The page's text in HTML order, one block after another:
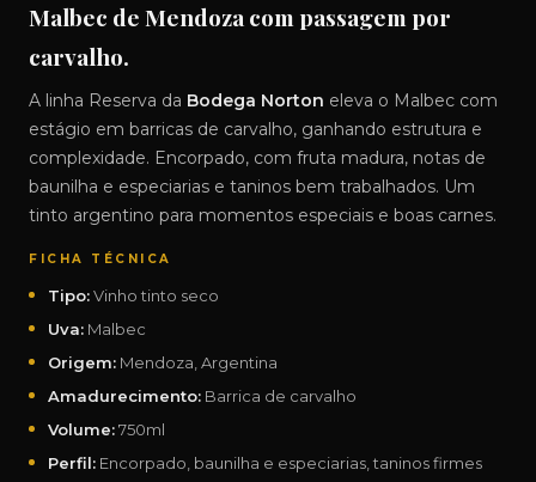
Malbec de Mendoza com passagem por
carvalho.
A linha Reserva da Bodega Norton eleva o Malbec com
estágio em barricas de carvalho, ganhando estrutura e
complexidade. Encorpado, com fruta madura, notas de
baunilha e especiarias e taninos bem trabalhados. Um
tinto argentino para momentos especiais e boas carnes.
FICHA TÉCNICA
Tipo:Vinho tinto seco
Uva: Malbec
Origem: Mendoza, Argentina
Amadurecimento: Barrica de carvalho
Volume:750ml
Perfil: Encorpado, baunilha e especiarias, taninos firmes